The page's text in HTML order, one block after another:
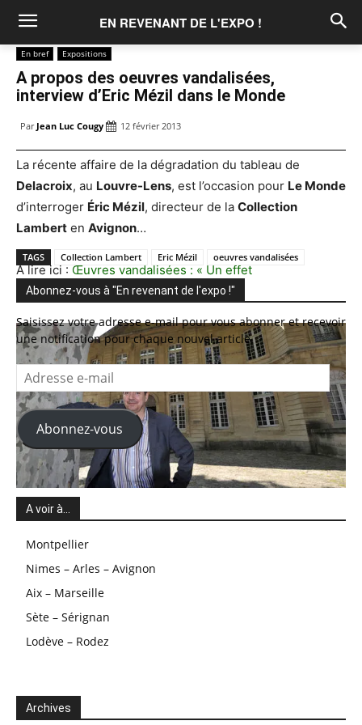
EN REVENANT DE L'EXPO !
En bref Expositions
A propos des oeuvres vandalisées,
interview d’Eric Mézil dans le Monde
Par Jean Luc Cougy 12 février 2013
La récente affaire de la dégradation du tableau de
Delacroix, au Louvre-Lens, est l’occasion pour Le Monde
d’interroger Éric Mézil, directeur de la Collection
Lambert en Avignon…
À lire ici : Œuvres vandalisées : « Un effet
psychologiquement dévastateur ».
TAGS Collection Lambert Eric Mézil oeuvres vandalisées
Abonnez-vous à "En revenant de l'expo !"
Saisissez votre adresse e-mail pour vous abonner et recevoir
une notification pour chaque nouvel article.
Adresse
e-
mail
Abonnez-vous
A voir à…
Montpellier
Nimes – Arles – Avignon
Aix – Marseille
Sète – Sérignan
Lodève – Rodez
Archives